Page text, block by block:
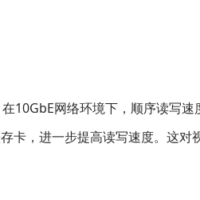
10GbE网络环境下，顺序读写
，进一步提高读写速度。这